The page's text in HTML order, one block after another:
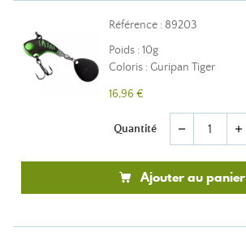
Référence : 89203
Poids : 10g
Coloris : Guripan Tiger
16,96 €
Quantité remove add
Ajouter au panier